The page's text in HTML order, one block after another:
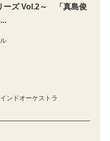
ーズ Vol.2～ 「真島俊
ンドオーケストラ